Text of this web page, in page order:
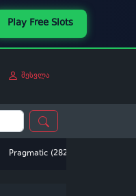
Play Free Slots
შესვლა
Pragmatic (282)